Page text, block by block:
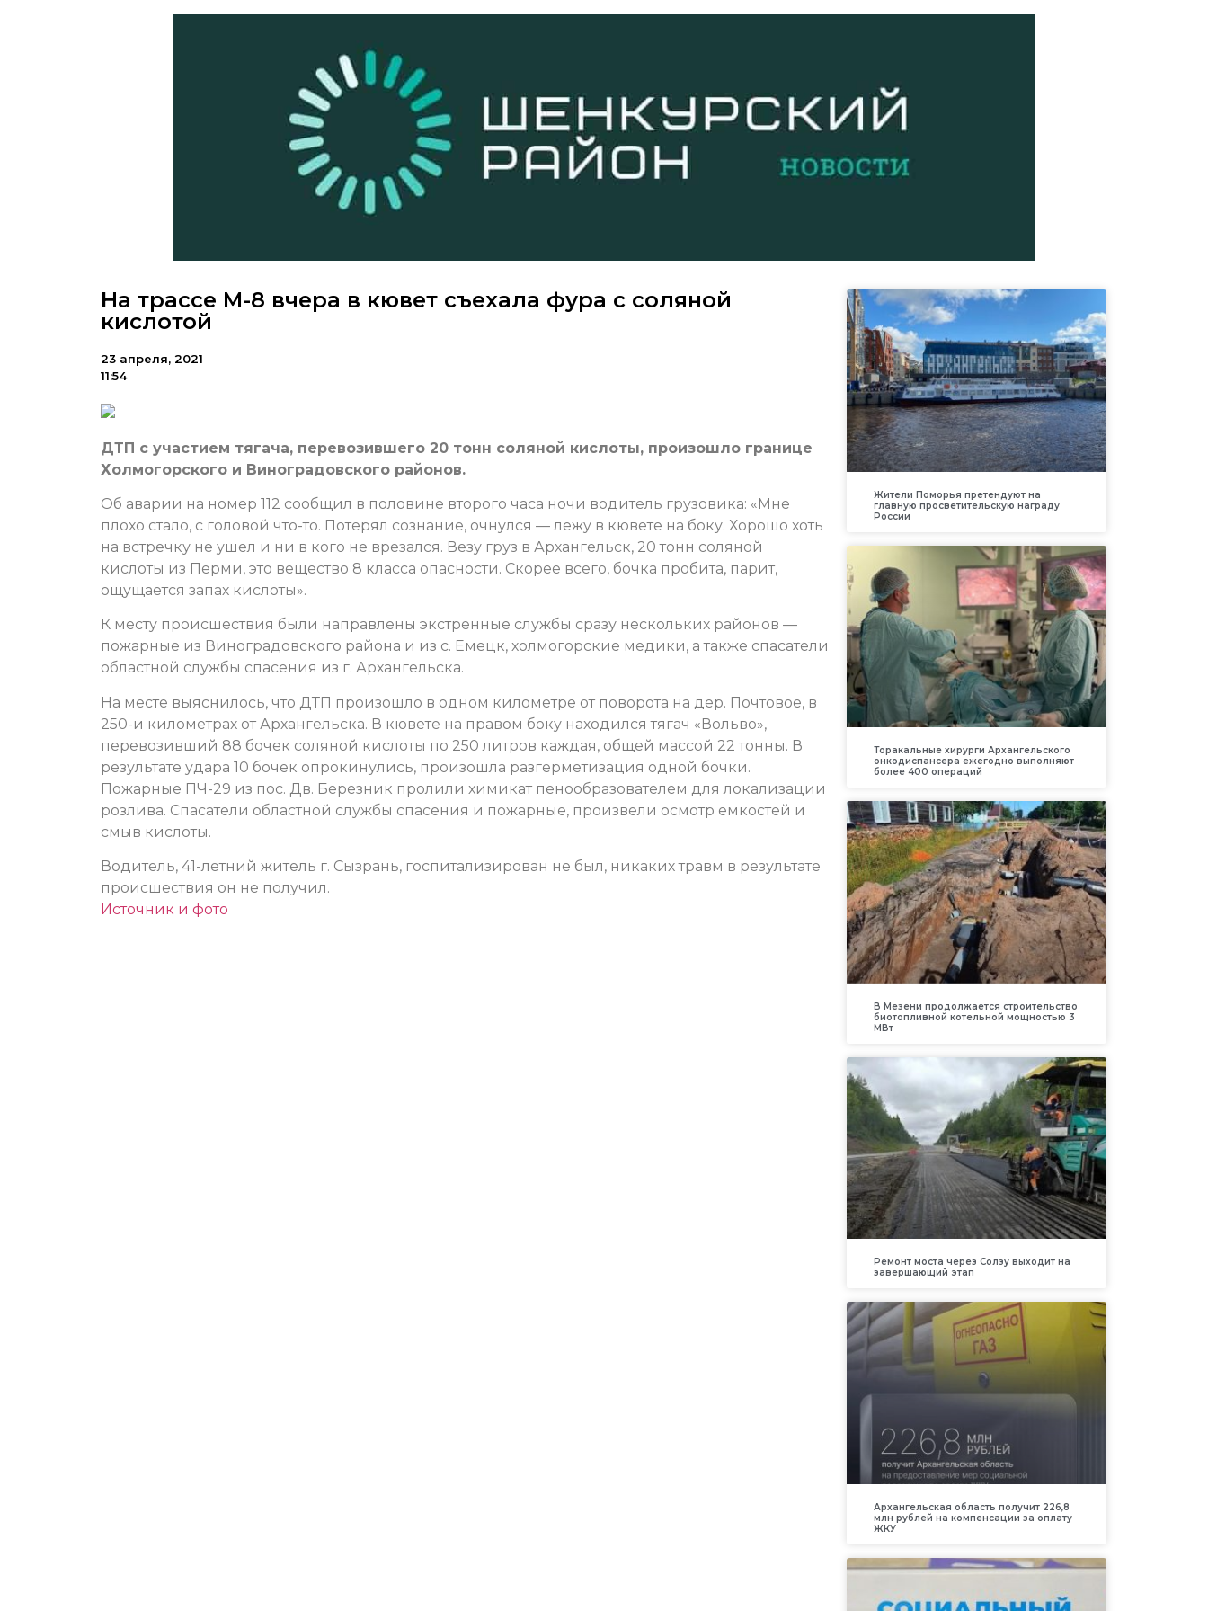
На трассе М-8 вчера в кювет съехала фура с соляной
кислотой
23 апреля, 2021
11:54
ДТП с участием тягача, перевозившего 20 тонн соляной кислоты, произошло границе
Холмогорского и Виноградовского районов.
Об аварии на номер 112 сообщил в половине второго часа ночи водитель грузовика: «Мне
плохо стало, с головой что-то. Потерял сознание, очнулся — лежу в кювете на боку. Хорошо хоть
на встречку не ушел и ни в кого не врезался. Везу груз в Архангельск, 20 тонн соляной
кислоты из Перми, это вещество 8 класса опасности. Скорее всего, бочка пробита, парит,
ощущается запах кислоты».
К месту происшествия были направлены экстренные службы сразу нескольких районов —
пожарные из Виноградовского района и из с. Емецк, холмогорские медики, а также спасатели
областной службы спасения из г. Архангельска.
На месте выяснилось, что ДТП произошло в одном километре от поворота на дер. Почтовое, в
250-и километрах от Архангельска. В кювете на правом боку находился тягач «Вольво»,
перевозивший 88 бочек соляной кислоты по 250 литров каждая, общей массой 22 тонны. В
результате удара 10 бочек опрокинулись, произошла разгерметизация одной бочки.
Пожарные ПЧ-29 из пос. Дв. Березник пролили химикат пенообразователем для локализации
розлива. Спасатели областной службы спасения и пожарные, произвели осмотр емкостей и
смыв кислоты.
Водитель, 41-летний житель г. Сызрань, госпитализирован не был, никаких травм в результате
происшествия он не получил.
Источник и фото
Жители Поморья претендуют на
главную просветительскую награду
России
Торакальные хирурги Архангельского
онкодиспансера ежегодно выполняют
более 400 операций
В Мезени продолжается строительство
биотопливной котельной мощностью 3
МВт
Ремонт моста через Солзу выходит на
завершающий этап
Архангельская область получит 226,8
млн рублей на компенсации за оплату
ЖКУ